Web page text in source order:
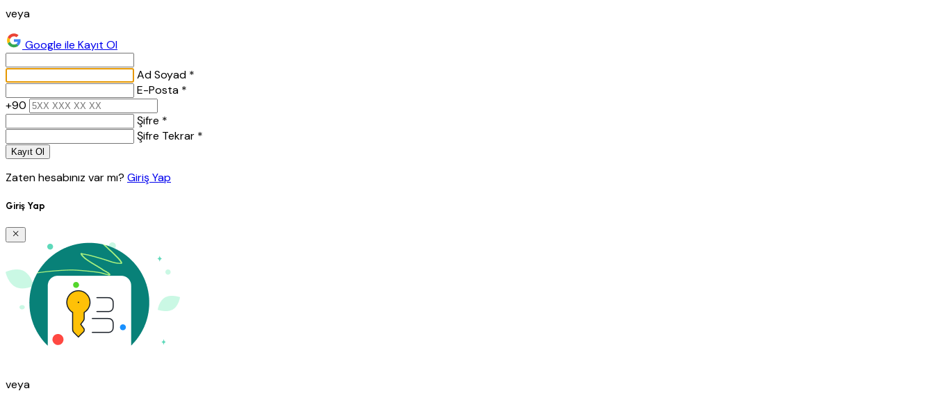
veya
Google ile Kayıt Ol
Ad Soyad *
E-Posta *
+90
Şifre *
Şifre Tekrar *
Kayıt Ol
Zaten hesabınız var mı? Giriş Yap
Giriş Yap
veya